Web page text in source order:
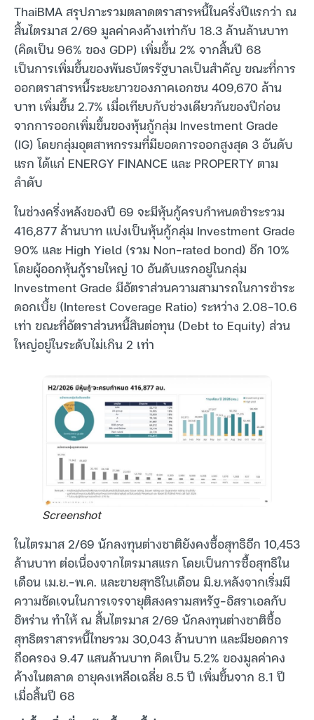
ThaiBMA สรุปภาะรวมตลาดตราสารหนี้ในครึ่งปีแรกว่า ณ
สิ้นไตรมาส 2/69 มูลค่าคงค้างเท่ากับ 18.3 ล้านล้านบาท
(คิดเป็น 96% ของ GDP) เพิ่มขึ้น 2% จากสิ้นปี 68
เป็นการเพิ่มขึ้นของพันธบัตรรัฐบาลเป็นสำคัญ ขณะที่การ
ออกตราสารหนี้ระยะยาวของภาคเอกชน 409,670 ล้าน
บาท เพิ่มขึ้น 2.7% เมื่อเทียบกับช่วงเดียวกันของปีก่อน
จากการออกเพิ่มขึ้นของหุ้นกู้กลุ่ม Investment Grade
(IG) โดยกลุ่มอุตสาหกรรมที่มียอดการออกสูงสุด 3 อันดับ
แรก ได้แก่ ENERGY FINANCE และ PROPERTY ตาม
ลำดับ
ในช่วงครึ่งหลังของปี 69 จะมีหุ้นกู้ครบกำหนดชำระรวม
416,877 ล้านบาท แบ่งเป็นหุ้นกู้กลุ่ม Investment Grade
90% และ High Yield (รวม Non-rated bond) อีก 10%
โดยผู้ออกหุ้นกู้รายใหญ่ 10 อันดับแรกอยู่ในกลุ่ม
Investment Grade มีอัตราส่วนความสามารถในการชำระ
ดอกเบี้ย (Interest Coverage Ratio) ระหว่าง 2.08-10.6
เท่า ขณะที่อัตราส่วนหนี้สินต่อทุน (Debt to Equity) ส่วน
ใหญ่อยู่ในระดับไม่เกิน 2 เท่า
Screenshot
ในไตรมาส 2/69 นักลงทุนต่างชาติยังคงซื้อสุทธิอีก 10,453
ล้านบาท ต่อเนื่องจากไตรมาสแรก โดยเป็นการซื้อสุทธิใน
เดือน เม.ย.-พ.ค. และขายสุทธิในเดือน มิ.ย.หลังจากเริ่มมี
ความชัดเจนในการเจรจายุติสงครามสหรัฐ-อิสราเอลกับ
อิหร่าน ทำให้ ณ สิ้นไตรมาส 2/69 นักลงทุนต่างชาติซื้อ
สุทธิตราสารหนี้ไทยรวม 30,043 ล้านบาท และมียอดการ
ถือครอง 9.47 แสนล้านบาท คิดเป็น 5.2% ของมูลค่าคง
ค้างในตลาด อายุคงเหลือเฉลี่ย 8.5 ปี เพิ่มขึ้นจาก 8.1 ปี
เมื่อสิ้นปี 68